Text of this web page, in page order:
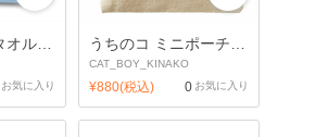
うちのコ ミニタオル/猫 キナコ
お気に入り
CAT_BOY_KINAKO
¥880(税込) 0 お気に入り